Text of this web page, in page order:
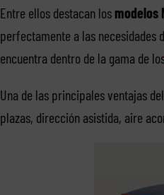
Entre ellos destacan los modelos
perfectamente a las necesidades
encuentra dentro de la gama de
Una de las principales ventajas
plazas, dirección asistida, aire